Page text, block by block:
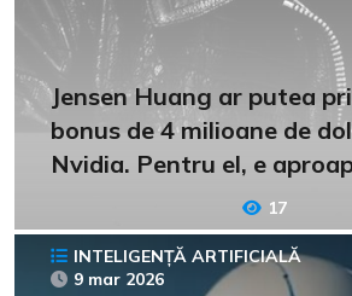
Jensen Huang ar putea
bonus de 4 milioane de
Nvidia. Pentru el, e
17
INTELIGENȚĂ ARTIFICIALĂ
9 mar 2026